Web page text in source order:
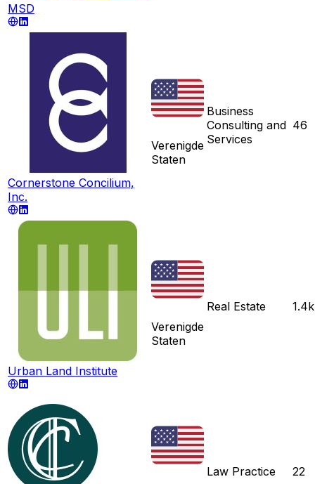
MSD
Cornerstone Concilium,
Inc.
Verenigde
Staten
Business
Consulting and
Services
46
Urban Land Institute
Verenigde
Staten
Real Estate 1.4k
Law Practice 22